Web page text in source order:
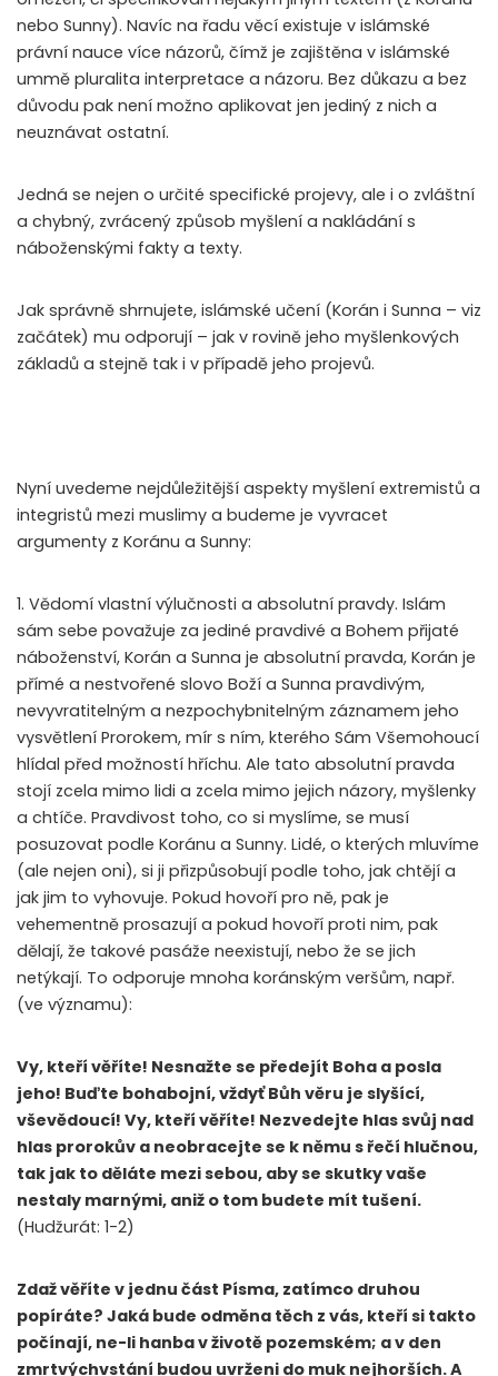
nebo Sunny). Navíc na řadu věcí existuje v islámské
právní nauce více názorů, čímž je zajištěna v islámské
ummě pluralita interpretace a názoru. Bez důkazu a bez
důvodu pak není možno aplikovat jen jediný z nich a
neuznávat ostatní.
Jedná se nejen o určité specifické projevy, ale i o zvláštní
a chybný, zvrácený způsob myšlení a nakládání s
náboženskými fakty a texty.
Jak správně shrnujete, islámské učení (Korán i Sunna – viz
začátek) mu odporují – jak v rovině jeho myšlenkových
základů a stejně tak i v případě jeho projevů.
Nyní uvedeme nejdůležitější aspekty myšlení extremistů a
integristů mezi muslimy a budeme je vyvracet
argumenty z Koránu a Sunny:
1. Vědomí vlastní výlučnosti a absolutní pravdy. Islám
sám sebe považuje za jediné pravdivé a Bohem přijaté
náboženství, Korán a Sunna je absolutní pravda, Korán je
přímé a nestvořené slovo Boží a Sunna pravdivým,
nevyvratitelným a nezpochybnitelným záznamem jeho
vysvětlení Prorokem, mír s ním, kterého Sám Všemohoucí
hlídal před možností hříchu. Ale tato absolutní pravda
stojí zcela mimo lidi a zcela mimo jejich názory, myšlenky
a chtíče. Pravdivost toho, co si myslíme, se musí
posuzovat podle Koránu a Sunny. Lidé, o kterých mluvíme
(ale nejen oni), si ji přizpůsobují podle toho, jak chtějí a
jak jim to vyhovuje. Pokud hovoří pro ně, pak je
vehementně prosazují a pokud hovoří proti nim, pak
dělají, že takové pasáže neexistují, nebo že se jich
netýkají. To odporuje mnoha koránským veršům, např.
(ve významu):
Vy, kteří věříte! Nesnažte se předejít Boha a posla
jeho! Buďte bohabojní, vždyť Bůh věru je slyšící,
vševědoucí! Vy, kteří věříte! Nezvedejte hlas svůj nad
hlas prorokův a neobracejte se k němu s řečí hlučnou,
tak jak to děláte mezi sebou, aby se skutky vaše
nestaly marnými, aniž o tom budete mít tušení.
(Hudžurát: 1-2)
Zdaž věříte v jednu část Písma, zatímco druhou
popíráte? Jaká bude odměna těch z vás, kteří si takto
počínají, ne-li hanba v životě pozemském; a v den
zmrtvýchvstání budou uvrženi do muk nejhorších. A